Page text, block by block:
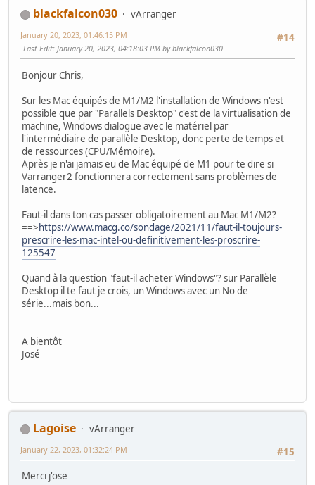
blackfalcon030
vArranger
#14
January 20, 2023, 01:46:15 PM
Last Edit: January 20, 2023, 04:18:03 PM by blackfalcon030
Bonjour Chris,
Sur les Mac équipés de M1/M2 l'installation de Windows n'est
possible que par "Parallels Desktop" c'est de la virtualisation de
machine, Windows dialogue avec le matériel par
l'intermédiaire de parallèle Desktop, donc perte de temps et
de ressources (CPU/Mémoire).
Après je n'ai jamais eu de Mac équipé de M1 pour te dire si
Varranger2 fonctionnera correctement sans problèmes de
latence.
Faut-il dans ton cas passer obligatoirement au Mac M1/M2?
==>https://www.macg.co/sondage/2021/11/faut-il-toujours-
prescrire-les-mac-intel-ou-definitivement-les-proscrire-
125547
Quand à la question "faut-il acheter Windows"? sur Parallèle
Desktop il te faut je crois, un Windows avec un No de
série...mais bon...
A bientôt
José
Lagoise
vArranger
#15
January 22, 2023, 01:32:24 PM
Merci j'ose